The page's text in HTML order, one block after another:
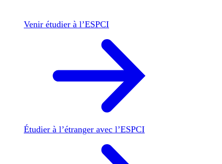
Venir étudier à l’ESPCI
Étudier à l’étranger avec l’ESPCI